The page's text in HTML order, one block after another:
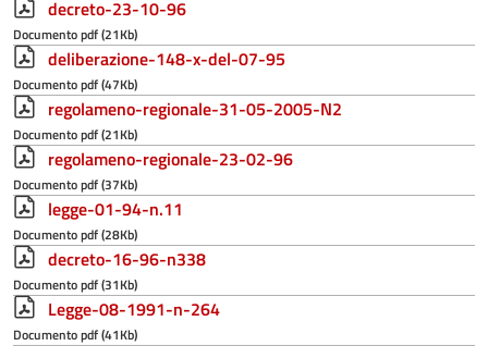
decreto-23-10-96
Documento pdf (21Kb)
deliberazione-148-x-del-07-95
Documento pdf (47Kb)
regolameno-regionale-31-05-2005-N2
Documento pdf (21Kb)
regolameno-regionale-23-02-96
Documento pdf (37Kb)
legge-01-94-n.11
Documento pdf (28Kb)
decreto-16-96-n338
Documento pdf (31Kb)
Legge-08-1991-n-264
Documento pdf (41Kb)